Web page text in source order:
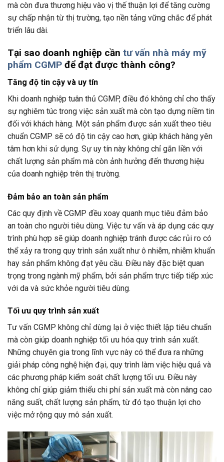
mà còn đưa thương hiệu vào vị thế thuận lợi để tăng cường
sự chấp nhận từ thị trường, tạo nền tảng vững chắc để phát
triển lâu dài.
Tại sao doanh nghiệp cần tư vấn nhà máy mỹ
phẩm CGMP để đạt được thành công?
Tăng độ tin cậy và uy tín
Khi doanh nghiệp tuân thủ CGMP, điều đó không chỉ cho thấy
sự nghiêm túc trong việc sản xuất mà còn tạo dựng niềm tin
đối với khách hàng. Một sản phẩm được sản xuất theo tiêu
chuẩn CGMP sẽ có độ tin cậy cao hơn, giúp khách hàng yên
tâm hơn khi sử dụng. Sự uy tín này không chỉ gắn liền với
chất lượng sản phẩm mà còn ảnh hưởng đến thương hiệu
của doanh nghiệp trên thị trường.
Đảm bảo an toàn sản phẩm
Các quy định về CGMP đều xoay quanh mục tiêu đảm bảo
an toàn cho người tiêu dùng. Việc tư vấn và áp dụng các quy
trình phù hợp sẽ giúp doanh nghiệp tránh được các rủi ro có
thể xảy ra trong quy trình sản xuất như ô nhiễm, nhiễm khuẩn
hay sản phẩm không đạt yêu cầu. Điều này đặc biệt quan
trọng trong ngành mỹ phẩm, bởi sản phẩm trực tiếp tiếp xúc
với da và sức khỏe người tiêu dùng.
Tối ưu quy trình sản xuất
Tư vấn CGMP không chỉ dừng lại ở việc thiết lập tiêu chuẩn
mà còn giúp doanh nghiệp tối ưu hóa quy trình sản xuất.
Những chuyên gia trong lĩnh vực này có thể đưa ra những
giải pháp công nghệ hiện đại, quy trình làm việc hiệu quả và
các phương pháp kiểm soát chất lượng tối ưu. Điều này
không chỉ giúp giảm thiểu chi phí sản xuất mà còn nâng cao
năng suất, chất lượng sản phẩm, từ đó tạo thuận lợi cho
việc mở rộng quy mô sản xuất.